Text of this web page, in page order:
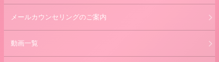
メールカウンセリングのご案内
動画一覧